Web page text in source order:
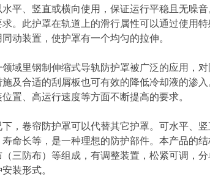
平、竖直或横向使用，保证运行平稳且无噪
。此护罩在轨道上的滑行属性可以通过使用
动装置，使护罩有一个均匀的拉伸。
域里钢制伸缩式导轨防护罩被广泛的应用，
及合适的刮屑板也可有效的降低冷却液的渗
置、高运行速度等方面不断提高的要求。
，卷帘防护罩可以代替其它护罩。可水平、
命长等，是一种理想的防护部件。本产品的
三防布）等组成，有调整装置，松紧可调，
装形式。